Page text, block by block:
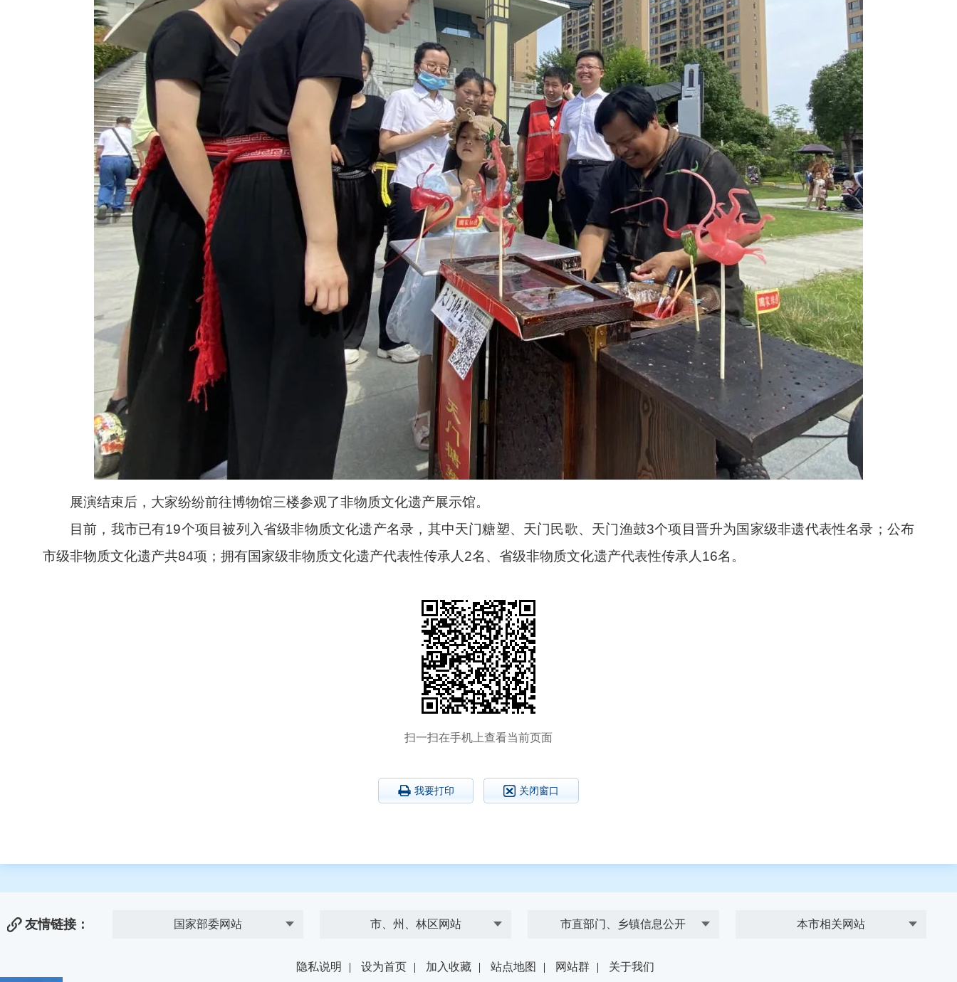
展演结束后，大家纷纷前往博物馆三楼参观了非物质文化遗产展示馆。
目前，我市已有19个项目被列入省级非物质文化遗产名录，其中天门糖塑、天门民歌、天门渔鼓3个项目晋升为国家级非遗代表性名录；公布
市级非物质文化遗产共84项；拥有国家级非物质文化遗产代表性传承人2名、省级非物质文化遗产代表性传承人16名。
扫一扫在手机上查看当前页面
我要打印 关闭窗口
友情链接： 国家部委网站 市、州、林区网站 市直部门、乡镇信息公开 本市相关网站
隐私说明 | 设为首页 | 加入收藏 | 站点地图 | 网站群 | 关于我们